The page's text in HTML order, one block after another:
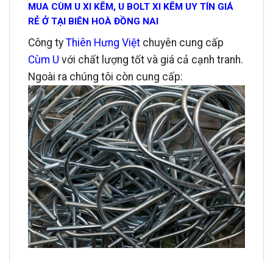
MUA CÙM U XI KẼM, U BOLT XI KẼM UY TÍN GIÁ
RẺ Ở TẠI BIÊN HOÀ ĐỒNG NAI
Công ty Thiên Hưng Việt chuyên cung cấp
Cùm U với chất lượng tốt và giá cả cạnh tranh.
Ngoài ra chúng tôi còn cung cấp: